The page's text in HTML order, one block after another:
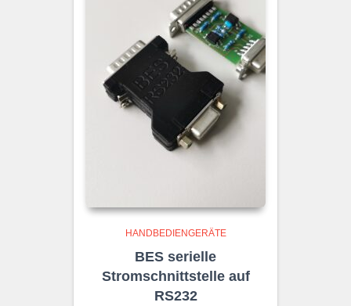
HANDBEDIENGERÄTE
BES serielle
Stromschnittstelle auf
RS232